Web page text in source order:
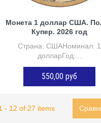
Монета 1 доллар США.
Купер. 2026 год
Страна: СШАНоминал: 1
долларГод:...
550,00 руб
ДОБАВИТЬ В КОРЗИНУ
- 12 of 27 items